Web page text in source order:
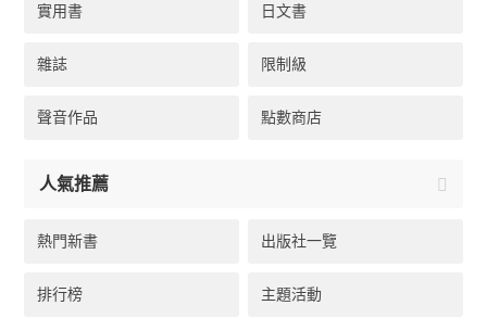
實用書 日文書
雜誌 限制級
聲音作品 點數商店
人氣推薦
熱門新書 出版社一覽
排行榜 主題活動